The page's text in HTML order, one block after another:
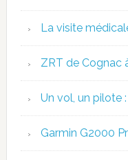
La visite
ZRT de Cognac
Un vol, un pilote
Garmin G2000